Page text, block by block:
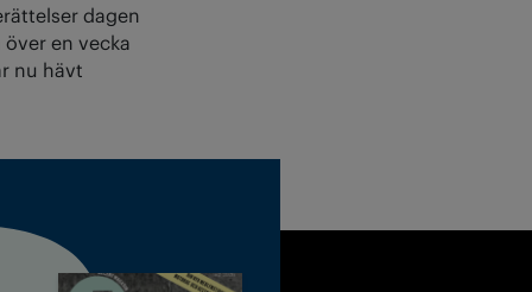
dagen
en vecka
nu hävt